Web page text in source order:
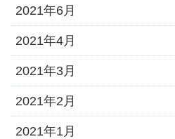
2021年6月
2021年4月
2021年3月
2021年2月
2021年1月